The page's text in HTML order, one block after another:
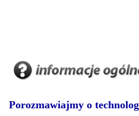
Porozmawiajmy o